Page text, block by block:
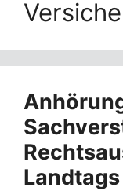
Landtags